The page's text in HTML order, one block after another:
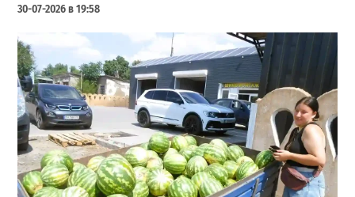
30-07-2026 в 19:58